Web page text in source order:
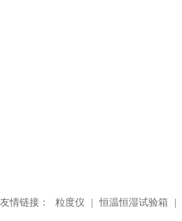
友情链接： 粒度仪 恒温恒湿试验箱